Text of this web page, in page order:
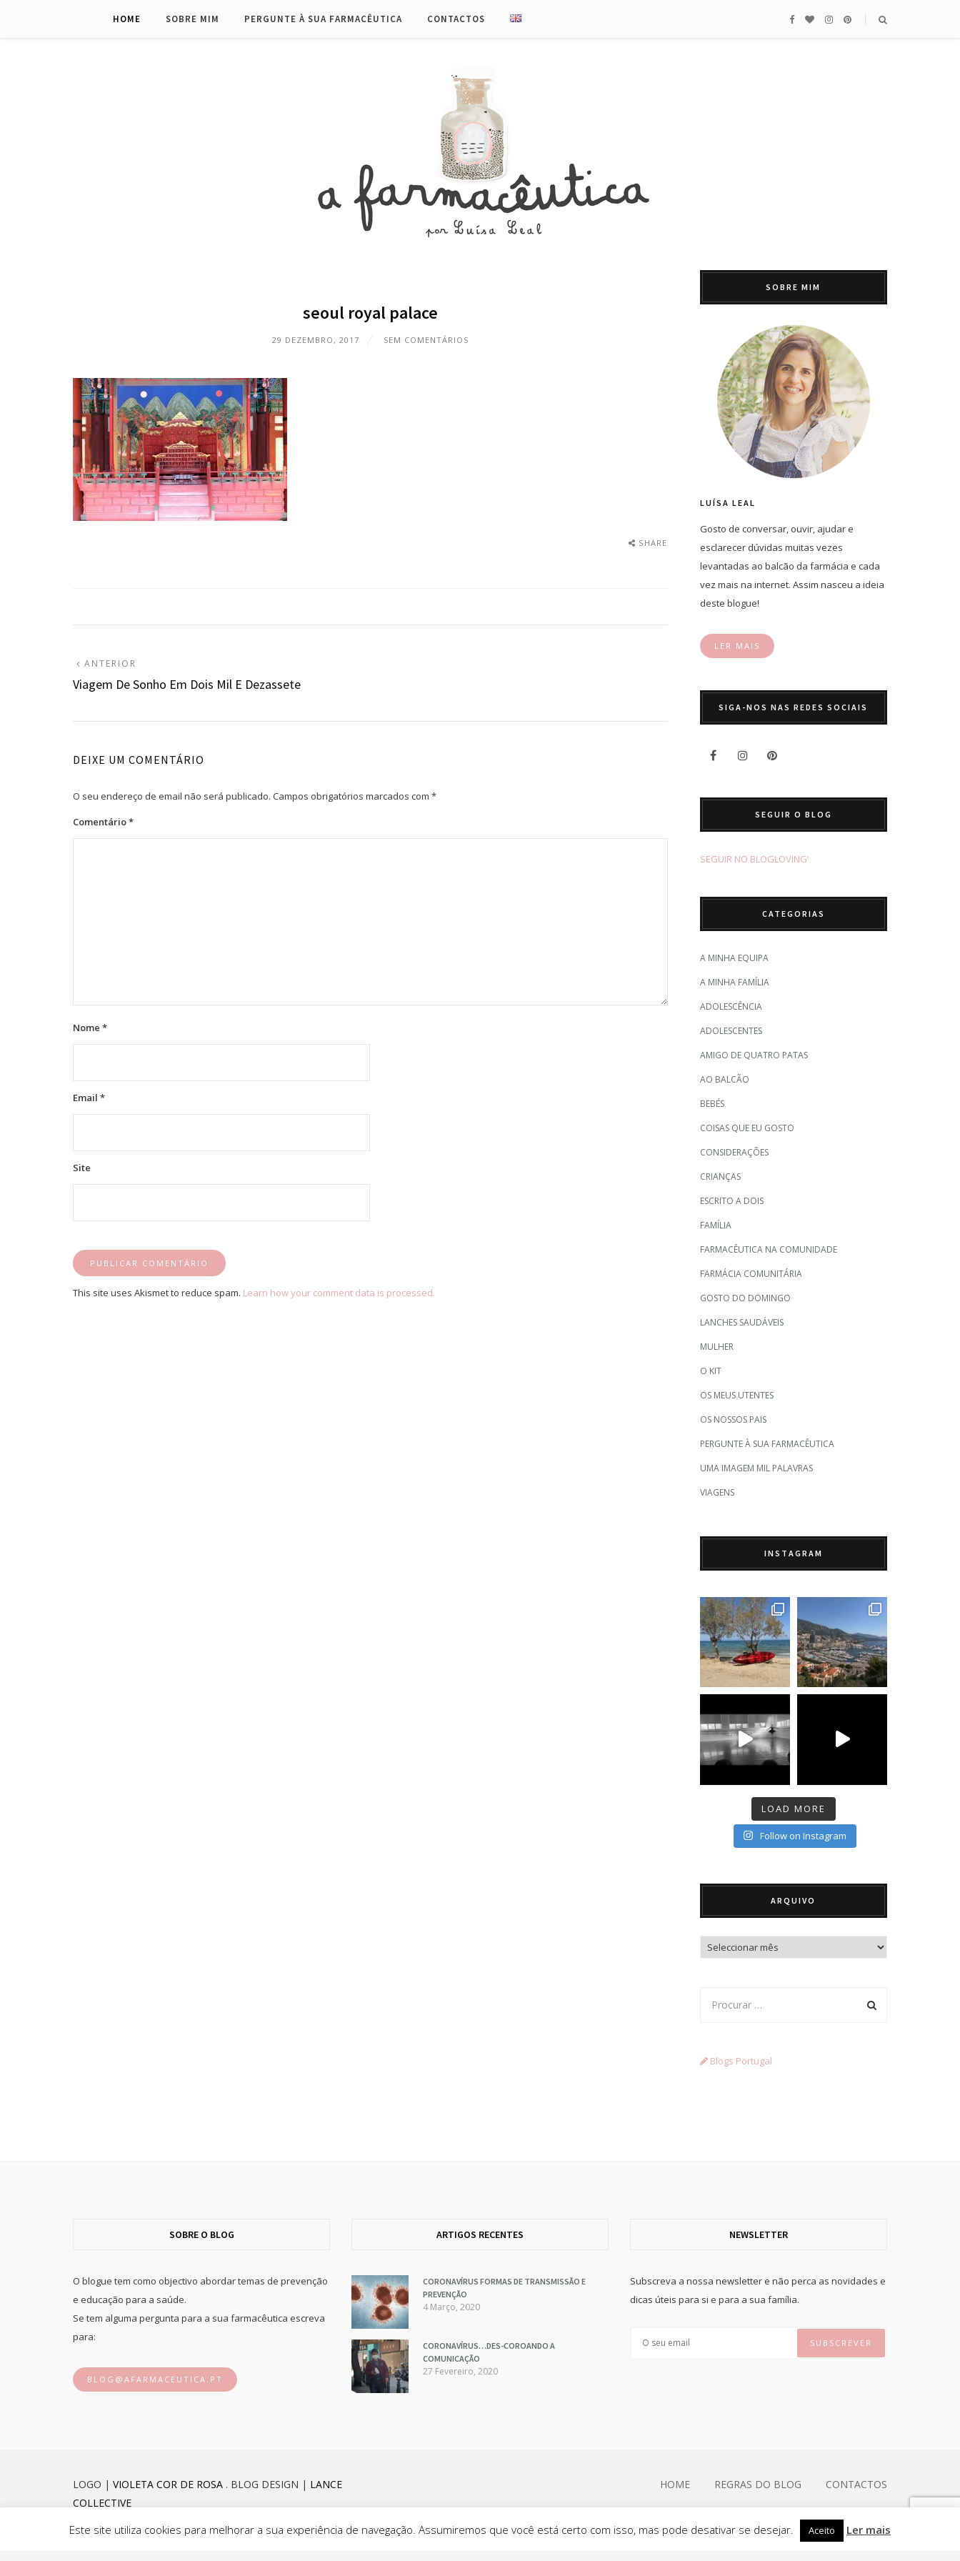
HOME SOBRE MIM PERGUNTE À SUA FARMACÊUTICA CONTACTOS
seoul royal palace
29 DEZEMBRO, 2017 SEM COMENTÁRIOS
SHARE
Navegação
de
artigos
ANTERIOR
ANTERIOR:
Viagem De Sonho Em Dois Mil E Dezassete
DEIXE UM COMENTÁRIO
O seu endereço de email não será publicado. Campos obrigatórios marcados com *
Comentário*
Nome *
Email *
Site
This site uses Akismet to reduce spam. Learn how your comment data is processed.
SOBRE MIM
LUÍSA LEAL
Gosto de conversar, ouvir, ajudar e
esclarecer dúvidas muitas vezes
levantadas ao balcão da farmácia e cada
vez mais na internet. Assim nasceu a ideia
deste blogue!
LER MAIS
SIGA-NOS NAS REDES SOCIAIS
SEGUIR O BLOG
SEGUIR NO BLOGLOVING’
CATEGORIAS
A MINHA EQUIPA
A MINHA FAMÍLIA
ADOLESCÊNCIA
ADOLESCENTES
AMIGO DE QUATRO PATAS
AO BALCÃO
BEBÉS
COISAS QUE EU GOSTO
CONSIDERAÇÕES
CRIANÇAS
ESCRITO A DOIS
FAMÍLIA
FARMACÊUTICA NA COMUNIDADE
FARMÁCIA COMUNITÁRIA
GOSTO DO DOMINGO
LANCHES SAUDÁVEIS
MULHER
O KIT
OS MEUS UTENTES
OS NOSSOS PAIS
PERGUNTE À SUA FARMACÊUTICA
UMA IMAGEM MIL PALAVRAS
VIAGENS
INSTAGRAM
LOAD MORE
Follow on Instagram
ARQUIVO
Arquivo
Blogs Portugal
SOBRE O BLOG
O blogue tem como objectivo abordar temas de prevenção
e educação para a saúde.
Se tem alguma pergunta para a sua farmacêutica escreva
para:
BLOG@AFARMACEUTICA.PT
ARTIGOS RECENTES
CORONAVÍRUS FORMAS DE TRANSMISSÃO E
PREVENÇÃO
4 Março, 2020
CORONAVÍRUS…DES-COROANDO A
COMUNICAÇÃO
27 Fevereiro, 2020
NEWSLETTER
Subscreva a nossa newsletter e não perca as novidades e
dicas úteis para si e para a sua família.
LOGO | VIOLETA COR DE ROSA . BLOG DESIGN | LANCE
COLLECTIVE
HOME REGRAS DO BLOG CONTACTOS
Este site utiliza cookies para melhorar a sua experiência de navegação. Assumiremos que você está certo com isso, mas pode desativar se desejar. Aceito Ler mais